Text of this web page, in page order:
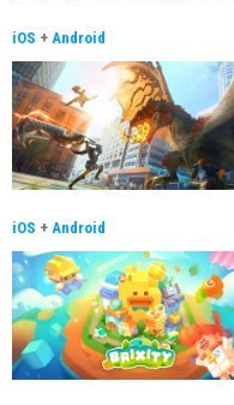
iOS + Android
iOS + Android